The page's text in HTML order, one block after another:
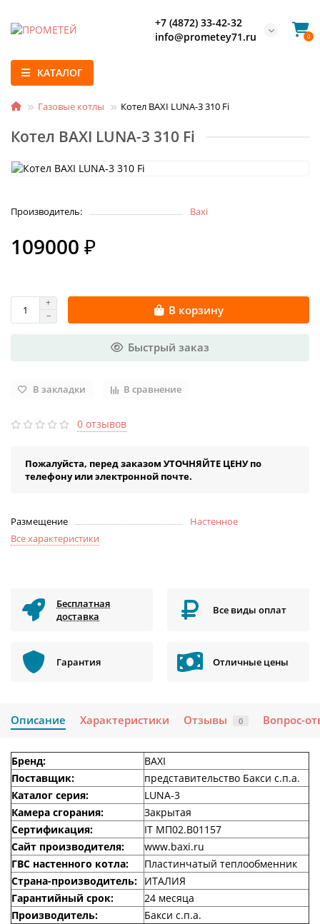
+7 (4872) 33-42-32
info@prometey71.ru
0
КАТАЛОГ
Газовые котлы Котел BAXI LUNA-3 310 Fi
Котел BAXI LUNA-3 310 Fi
Производитель: Baxi
109000 ₽
В корзину
Быстрый заказ
В закладки В сравнение
0 отзывов
Пожалуйста, перед заказом УТОЧНЯЙТЕ ЦЕНУ по
телефону или электронной почте.
Размещение
Настенное
Все характеристики
Бесплатная
доставка
Все виды оплат
Гарантия Отличные цены
Описание Характеристики Отзывы 0 Вопрос-
Бренд:
BAXI
Поставщик:
представительство Бакси с.п.а.
Каталог серия:
LUNA-3
Камера сгорания:
Закрытая
Сертификация:
IT МП02.В01157
Сайт производителя:
www.baxi.ru
ГВС настенного котла:
Пластинчатый теплообменник
Страна-производитель: ИТАЛИЯ
Гарантийный срок:
24 месяца
Производитель:
Бакси с.п.а.